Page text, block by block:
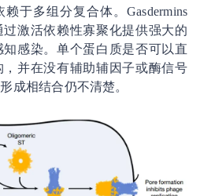
于多组分复合体。Gasdermins
激活依赖性寡聚化提供强大的
感染。单个蛋白质是否可以直
并在没有辅助辅因子或酶信号
成相结合仍不清楚。